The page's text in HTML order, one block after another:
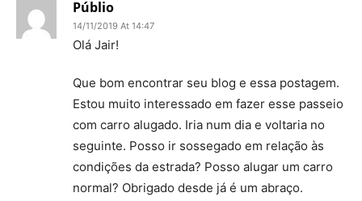
Públio
14/11/2019 At 14:47
Olá Jair!
Que bom encontrar seu blog e essa postagem.
Estou muito interessado em fazer esse passeio
com carro alugado. Iria num dia e voltaria no
seguinte. Posso ir sossegado em relação às
condições da estrada? Posso alugar um carro
normal? Obrigado desde já é um abraço.